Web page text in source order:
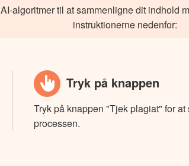
algoritmer til at sammenligne dit indhold
instruktionerne nedenfor:
Tryk på knappen
Tryk på knappen "Tjek plagiat" for at
processen.